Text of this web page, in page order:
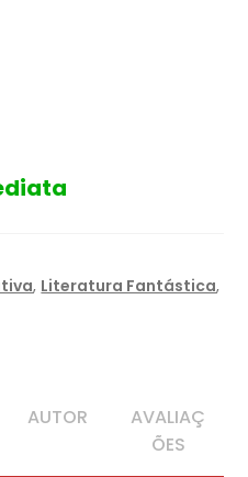
, Literatura Fantástica,
AUTOR
AVALIAÇ
ÕES